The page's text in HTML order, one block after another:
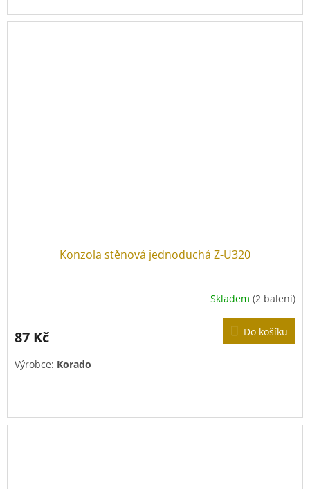
Konzola stěnová jednoduchá Z-U320
Skladem (2 balení)
87 Kč Do košíku
Výrobce: Korado